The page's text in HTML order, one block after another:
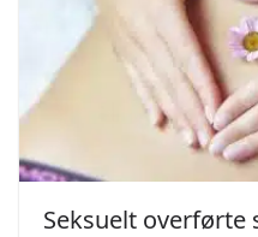
Seksuelt overførte